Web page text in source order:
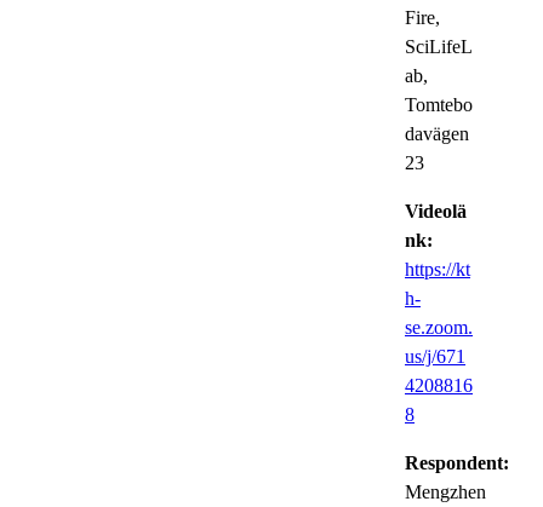
Fire,
SciLifeL
ab,
Tomtebo
davägen
23
Videolä
nk:
https://kt
h-
se.zoom.
us/j/671
4208816
8
Respondent:
Mengzhen